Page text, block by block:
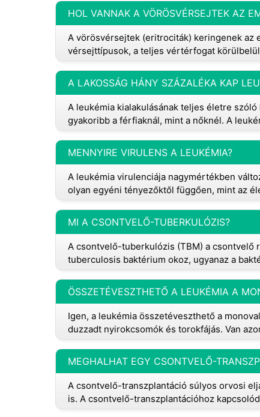
HOL VANNAK A VÖRÖSVÉRSEJTEK AZ
A vörösvérsejtek (eritrociták) keringenek az
vérsejttípusok, a teljes vértérfogat
A LAKOSSÁG HÁNY SZÁZALÉKA KAP
A leukémia kialakulásának teljes életre
gyakoribb a férfiaknál, mint a nőknél. A
MENNYIRE VIRULENS A LEUKÉMIA?
A leukémia virulenciája nagymértékben
olyan egyéni tényezőktől függően, mint az
MI A CSONTVELŐ-TUBERKULÓZIS?
A csontvelő-tuberkulózis (TBM) a csontvelő
tuberculosis baktérium okoz, ugyanaz a
ÖSSZETÉVESZTHETŐ A LEUKÉMIA A
Igen, a leukémia összetéveszthető a
duzzadt nyirokcsomók és torokfájás. Van
MEGHALHAT EGY CSONTVELŐ-
A csontvelő-transzplantáció súlyos orvosi
is. A csontvelő-transzplantációhoz